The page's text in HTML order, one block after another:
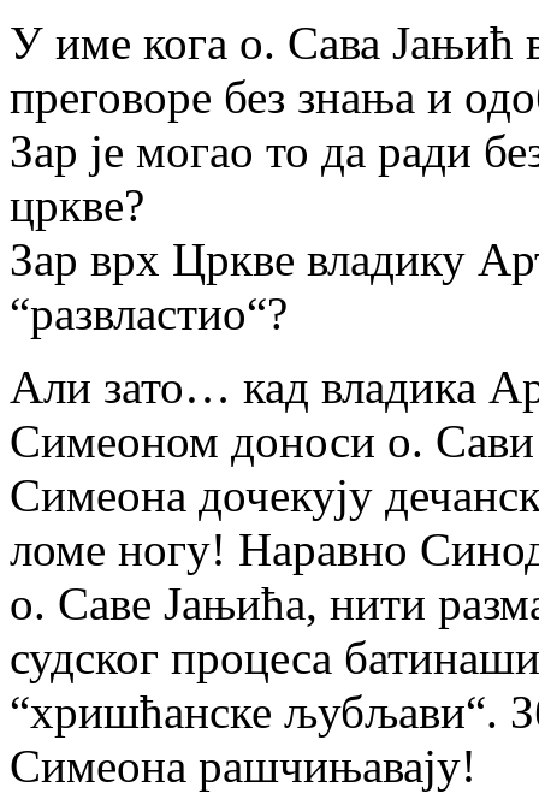
У име кога о. Сава Јањић
преговоре без знања и
Зар је могао то да ради
цркве?
Зар врх Цркве владику
“развластио“?
Али зато… кад владика
Симеоном доноси о. Сави
Симеона дочекују
ломе ногу! Наравно
о. Саве Јањића, нити
судског процеса
“хришћанске љубљави“.
Симеона рашчињавају!